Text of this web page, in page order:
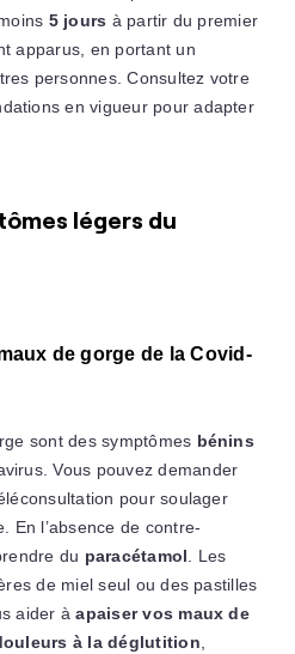
5 jours à partir du premier
apparus, en portant un
personnes. Consultez votre
en vigueur pour adapter
légers du
de gorge de la Covid-
sont des symptômes bénins
Vous pouvez demander
pour soulager
En l’absence de contre-
du paracétamol. Les
de miel seul ou des pastilles
aider àapaiser vos maux de
à la déglutition,